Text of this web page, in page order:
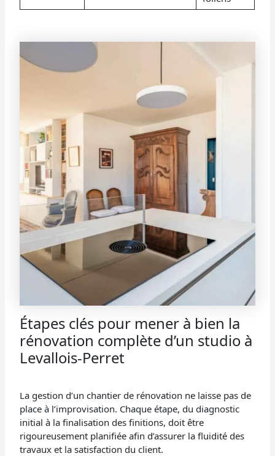
Étapes clés pour mener à bien la
rénovation complète d’un studio à
Levallois-Perret
La gestion d’un chantier de rénovation ne laisse pas de
place à l’improvisation. Chaque étape, du diagnostic
initial à la finalisation des finitions, doit être
rigoureusement planifiée afin d’assurer la fluidité des
travaux et la satisfaction du client.